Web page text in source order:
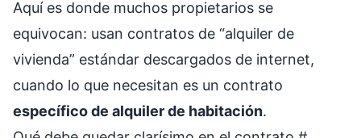
Aquí es donde muchos propietarios se
equivocan: usan contratos de “alquiler de
vivienda” estándar descargados de internet,
cuando lo que necesitan es un contrato
específico de alquiler de habitación.